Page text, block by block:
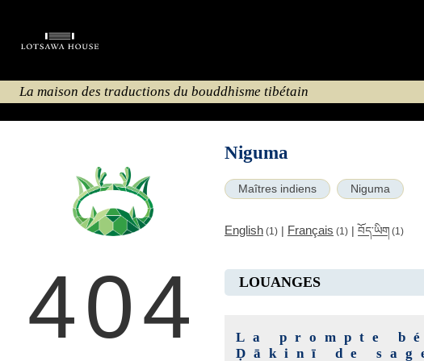
La maison des traductions du bouddhisme tibétain
404
Niguma
Maîtres indiens Niguma
English (1) | Français (1) | བོད་ཡིག (1)
LOUANGES
La prompte
Ḍākinī de